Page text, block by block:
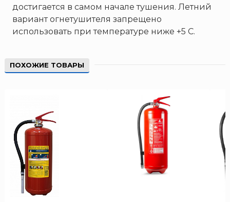
достигается в самом начале тушения. Летний
вариант огнетушителя запрещено
использовать при температуре ниже +5 С.
ПОХОЖИЕ ТОВАРЫ